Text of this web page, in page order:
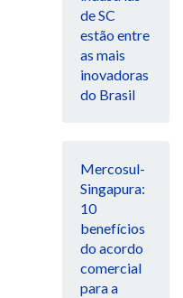
de SC
estão entre
as mais
inovadoras
do Brasil
Mercosul-
Singapura:
10
benefícios
do acordo
comercial
para a